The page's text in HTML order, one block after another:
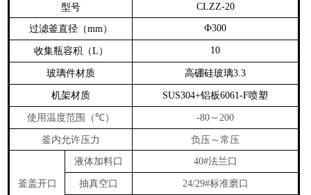
型号 CLZZ-20
过滤釜直径（mm） Ф300
收集瓶容积（L ） 10
玻璃件材质 高硼硅玻璃3.3
机架材质 SUS304+铝板6061-F喷塑
使用温度范围（℃） -80 ～ 200
釜内允许压力 负压～常压
釜盖开口
液体加料口 40#法兰口
抽真空口
24/29#标准磨口